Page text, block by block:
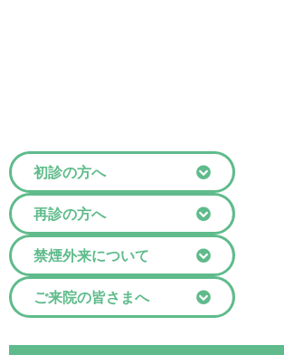
初診の方へ
再診の方へ
禁煙外来について
ご来院の皆さまへ